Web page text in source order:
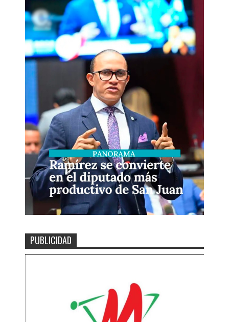
PUBLICIDAD